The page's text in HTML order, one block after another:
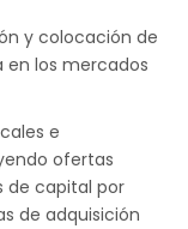
y colocación de
los mercados
e
ofertas
de capital por
de adquisición